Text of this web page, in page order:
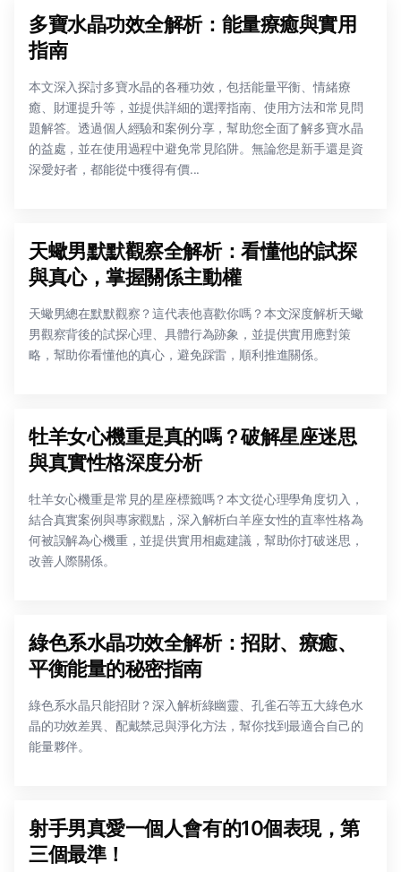
多寶水晶功效全解析：能量療癒與實用
指南
本文深入探討多寶水晶的各種功效，包括能量平衡、情緒療
癒、財運提升等，並提供詳細的選擇指南、使用方法和常見問
題解答。透過個人經驗和案例分享，幫助您全面了解多寶水晶
的益處，並在使用過程中避免常見陷阱。無論您是新手還是資
深愛好者，都能從中獲得有價...
天蠍男默默觀察全解析：看懂他的試探
與真心，掌握關係主動權
天蠍男總在默默觀察？這代表他喜歡你嗎？本文深度解析天蠍
男觀察背後的試探心理、具體行為跡象，並提供實用應對策
略，幫助你看懂他的真心，避免踩雷，順利推進關係。
牡羊女心機重是真的嗎？破解星座迷思
與真實性格深度分析
牡羊女心機重是常見的星座標籤嗎？本文從心理學角度切入，
結合真實案例與專家觀點，深入解析白羊座女性的直率性格為
何被誤解為心機重，並提供實用相處建議，幫助你打破迷思，
改善人際關係。
綠色系水晶功效全解析：招財、療癒、
平衡能量的秘密指南
綠色系水晶只能招財？深入解析綠幽靈、孔雀石等五大綠色水
晶的功效差異、配戴禁忌與淨化方法，幫你找到最適合自己的
能量夥伴。
射手男真愛一個人會有的10個表現，第
三個最準！